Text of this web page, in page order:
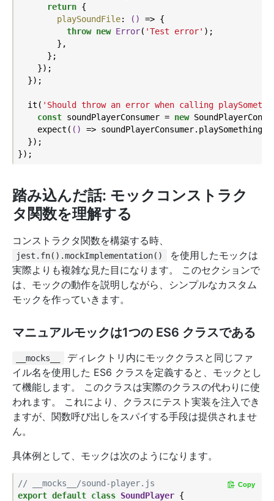
return {
playSoundFile: () => {
throw new Error( 'Test error' );
        },
      };
    });
  });
  it(
'Should throw an error when calling
const soundPlayerConsumer = new
    expect(
() =>
  });
踏み込んだ話: モックコンストラク
タ関数を理解する
コンストラクタ関数を構築する時、
jest.fn().mockImplementation()
を使用したモックは
実際よりも複雑な見た目になります。 このセクションで
は、モックの動作を説明しながら、シンプルなカスタム
モックを作っていきます。
マニュアルモックは1つの ES6 クラスである
__mocks__
ディレクトリ内にモッククラスと同じファ
イル名を使用した ES6 クラスを定義すると、モックとし
て機能します。 このクラスは実際のクラスの代わりに使
われます。 これにより、クラスにテスト実装を注入でき
ますが、関数呼び出しをスパイする手段は提供されませ
ん。
具体例として、モックは次のようになります。
// __mocks__/sound-player.js
export default class SoundPlayer {
Copy